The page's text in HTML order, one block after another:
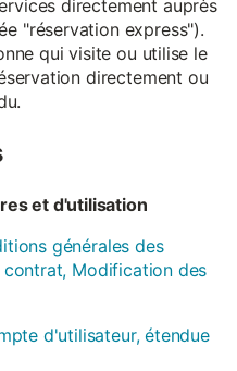
directement auprès
"réservation express").
qui visite ou utilise le
directement ou
et d'utilisation
générales des
contrat, Modification des
d'utilisateur, étendue